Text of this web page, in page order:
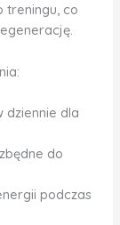
treningu, co
dziennie dla
do
podczas